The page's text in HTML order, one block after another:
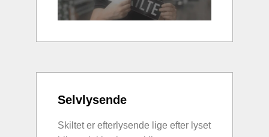
Selvlysende
Skiltet er efterlysende lige efter lyset